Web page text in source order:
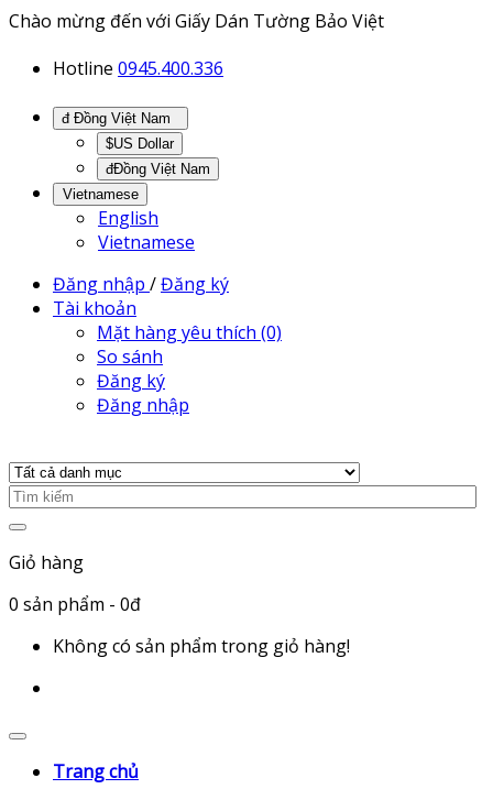
Chào mừng đến với Giấy Dán Tường Bảo Việt
Hotline 0945.400.336
$US Dollar
đĐồng Việt Nam
Vietnamese
English
Vietnamese
Đăng nhập /Đăng ký
Tài khoản
Mặt hàng yêu thích (0)
So sánh
Đăng ký
Đăng nhập
Giỏ hàng
0 sản phẩm - 0đ
Không có sản phẩm trong giỏ hàng!
Trang chủ